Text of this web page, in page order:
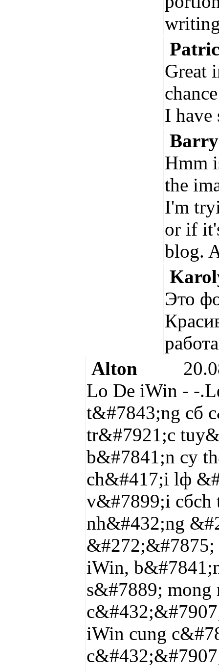
Great
I have
Hmm
the
I'm
or if
blog.
Это
Alton
Lo De iWin - -
t&#7843;ng cб
tr&#7921;c
b&#7841;n cу
ch&#417;i lф
v&#7899;i
nh&#432;ng
iWin,
s&#7889;
iWin cung